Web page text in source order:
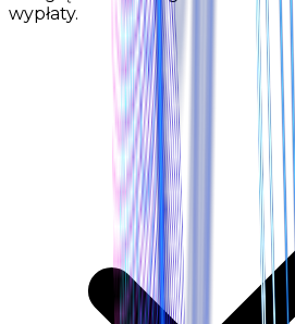
wypłaty.